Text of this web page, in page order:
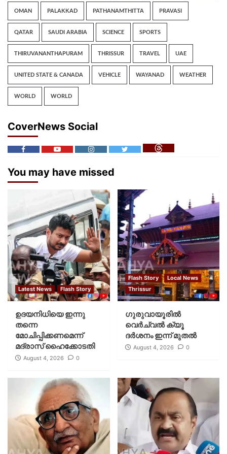
OMAN PALAKKAD PATHANAMTHITTA PRAVASI
QATAR SAUDI ARABIA SCIENCE SPORTS
THIRUVANANTHAPURAM THRISSUR TRAVEL UAE
UNITED STATE & CANADA VEHICLE WAYANAD WEATHER
WORLD WORLD
CoverNews Social
You may have missed
Latest News Flash Story
ഉദയനിധിയെ ഇന്നു
തന്നെ
മോചിപ്പിക്കണമെന്ന്
മദ്രാസ് ഹൈക്കോടതി
August 4, 2026 0
Flash Story
Local News
Thrissur
ഗുരുവായൂരില്‍
വെര്‍ച്വല്‍ ക്യൂ
ദര്‍ശനം ഇന്ന് മുതല്‍
August 4, 2026 0